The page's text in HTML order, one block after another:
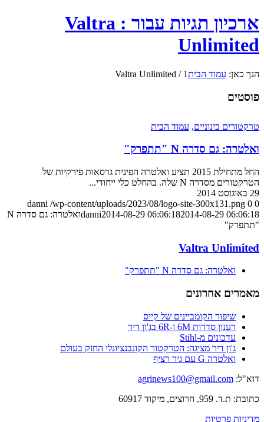
ארכיון תגיות עבור : Valtra
Unlimited
הנך כאן: עמוד הבית1
/
Valtra Unlimited
פוסטים
טרקטורים בינוניים, עמוד הבית
ואלטרה: גם סדרה N "תתפרק"
החל מתחילת 2015 תציע ואלטרה הפינית גרסאות פירקיות של
הטרקטורים מסדרה N שלה. בהחלט כלי ייחודי...
29 באוגוסט 2014
0
0
danni /wp-content/uploads/2023/08/logo-site-300x131.png
danni2014-08-29 06:06:182014-08-29 06:06:18
ואלטרה: גם סדרה N
"תתפרק"
Valtra Unlimited
ואלטרה: גם סדרה N "תתפרק"
מאמרים אחרונים
שיפור הקומביינים של קייס
רענון סדרות 6M ו-6R בג'ון דיר
עדכונים מ-Stihl
ג'ון דיר מציגה: הטרקטור הקונבנציונלי החזק בעולם
ואלטרה G עם גיר רציף
דוא"ל: agrinews100@gmail.com
כתובת: ת.ד. 959, חרוצים, מיקוד 60917
מדיניות פרטיות